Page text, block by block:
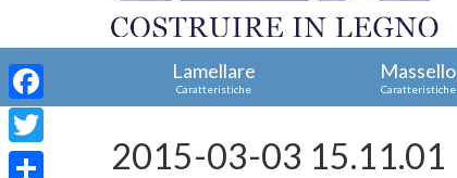
Lamellare
Caratteristiche
Massello
Caratteristiche
2015-03-03 15.11.01
Facebook
Twitter